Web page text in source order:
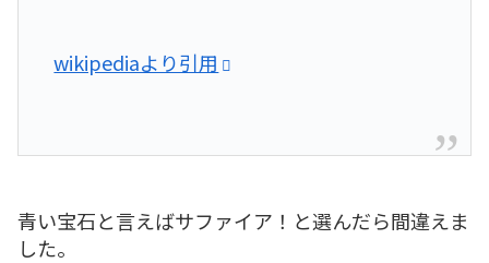
wikipediaより引用
青い宝石と言えばサファイア！と選んだら間違えま
した。